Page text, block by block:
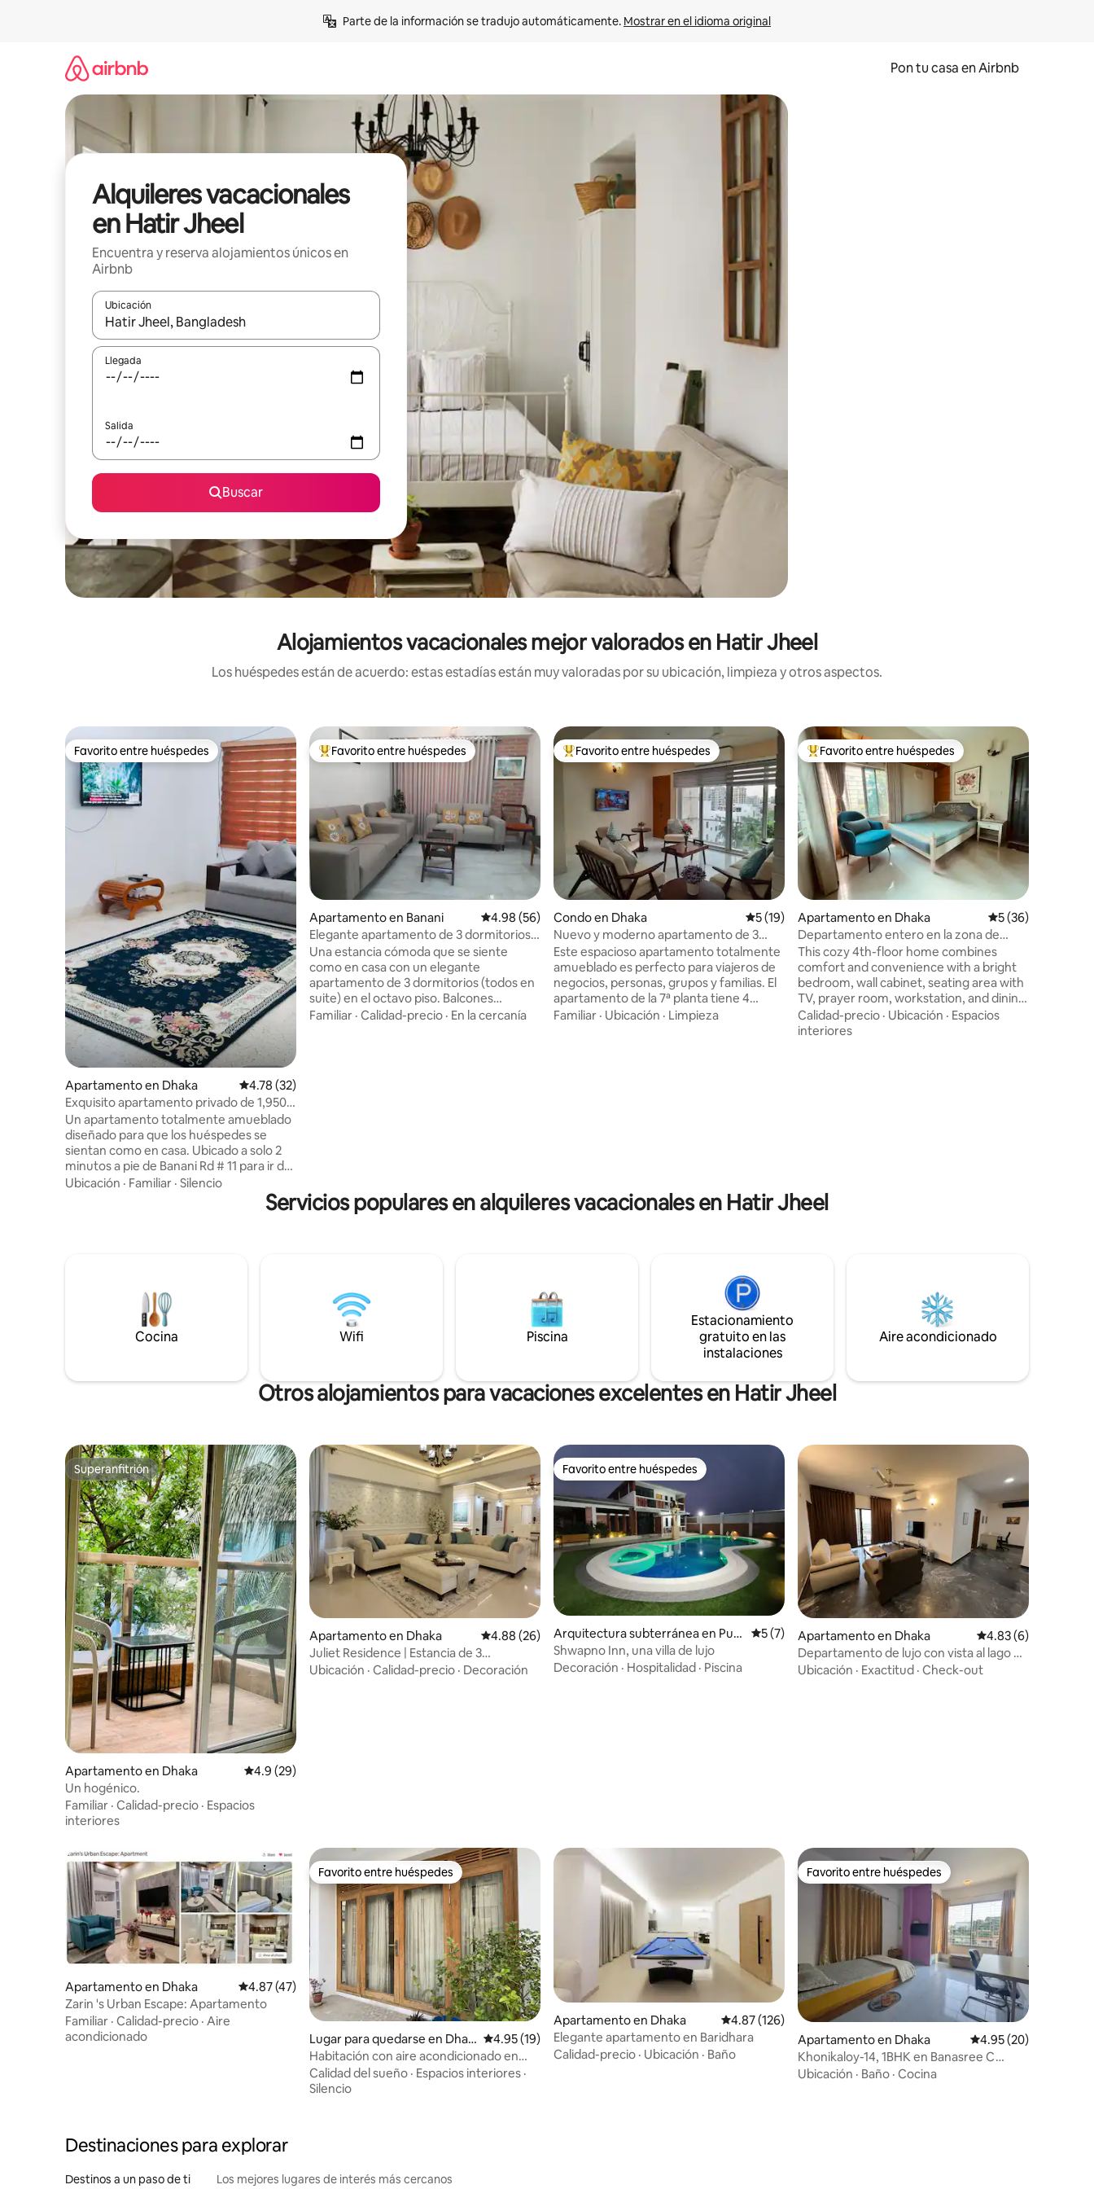
Parte de la información se tradujo automáticamente. Mostrar en el idioma original
Pon tu casa en Airbnb
Alquileres vacacionales
en Hatir Jheel
Encuentra y reserva alojamientos únicos en
Airbnb
Ubicación
Cuando los resultados estén disponibles, navega con las teclas de flecha hacia arriba y hacia abajo o explora con el tacto o desliza el dedo.
Llegada
Salida
Buscar
Alojamientos vacacionales mejor valorados en Hatir Jheel
Los huéspedes están de acuerdo: estas estadías están muy valoradas por su ubicación, limpieza y otros aspectos.
Favorito entre huéspedes
Favorito entre huéspedes
Apartamento en Dhaka Calificación promedio: 4.78 de 5, 32 reseñas
4.78 (32)
Exquisito apartamento privado de 1,950
pies cuadrados enBanani
Un apartamento totalmente amueblado
diseñado para que los huéspedes se
sientan como en casa. Ubicado a solo 2
minutos a pie de Banani Rd # 11 para ir de
compras y restaurantes. También a 5
minutos del supermercado Banani, la
mezquita, los restaurantes, la tienda de
conveniente para un huésped moverse
para las necesidades diarias. Nuestro
apartamento del cuarto piso no tiene
ASCENSOR, pero las escaleras son
sin compartir.
Ubicación · Familiar · Silencio
Favorito entre huéspedes preferido
Favorito entre huéspedes
Apartamento en Banani Calificación promedio: 4.98 de 5, 56 reseñas
4.98 (56)
Elegante apartamento de 3 dormitorios
con vistas a Banani – Excelente ubicación
Una estancia cómoda que se siente
como en casa con un elegante
apartamento de 3 dormitorios (todos en
suite) en el octavo piso. Balcones
orientados al este con vistas a Banani. Un
Daca.
Familiar · Calidad-precio · En la cercanía
Favorito entre huéspedes preferido
Favorito entre huéspedes
Condo en Dhaka Calificación promedio: 5 de 5, 19 reseñas
5 (19)
Nuevo y moderno apartamento de 3
dormitorios en el corazón de
Banani/Gulshan
Este espacioso apartamento totalmente
amueblado es perfecto para viajeros de
negocios, personas, grupos y familias. El
apartamento de la 7ª planta tiene 4
balcones, vistas despejadas, un plano
Familiar · Ubicación · Limpieza
Favorito entre huéspedes preferido
Favorito entre huéspedes
Apartamento en Dhaka Calificación
5 (36)
Departamento entero en la zona de
Gulshan-1
This cozy 4th-floor home combines
comfort and convenience with a bright
bedroom, wall cabinet, seating area with
TV, prayer room, workstation, and dining
space. The kitchen includes a fridge,
oven, and HI-TECH water filter for easy
Calidad-precio · Ubicación · Espacios
interiores
Servicios populares en alquileres vacacionales en Hatir Jheel
Cocina Wifi Piscina
Estacionamiento
gratuito en las
instalaciones
Aire acondicionado
Otros alojamientos para vacaciones excelentes en Hatir Jheel
Superanfitrión
Superanfitrión
Apartamento en Dhaka Calificación promedio: 4.9 de 5, 29 reseñas
4.9 (29)
Un hogénico.
Familiar · Calidad-precio · Espacios
interiores
Apartamento en Dhaka Calificación promedio: 4.88 de 5, 26 reseñas
4.88 (26)
Juliet Residence | Estancia de 3
dormitorios
Ubicación · Calidad-precio · Decoración
Favorito entre huéspedes
Favorito entre huéspedes
Arquitectura subterránea en Pur
bachal
Calificación promedio: 5 de 5, 7 reseñas
5 (7)
Shwapno Inn, una villa de lujo
Decoración · Hospitalidad · Piscina
Apartamento en Dhaka Calificación
4.83 (6)
Departamento de lujo con vista al lago en
Gulshan-1, 3500 pies cuadrados
Ubicación · Exactitud · Check-out
Apartamento en Dhaka Calificación promedio: 4.87 de 5, 47 reseñas
4.87 (47)
Zarin 's Urban Escape: Apartamento
Familiar · Calidad-precio · Aire
acondicionado
Favorito entre huéspedes
Favorito entre huéspedes
Lugar para quedarse en Dhak
a
Calificación promedio: 4.95 de 5, 19 reseñas
4.95 (19)
Habitación con aire acondicionado en
‘Rooftop Shantiniketon’ en Kalyanpur
Calidad del sueño · Espacios interiores ·
Silencio
Apartamento en Dhaka Calificación promedio: 4.87 de 5, 126 reseñas
4.87 (126)
Elegante apartamento en Baridhara
Calidad-precio · Ubicación · Baño
Favorito entre huéspedes
Favorito entre huéspedes
Apartamento en Dhaka Calificación
4.95 (20)
Khonikaloy-14, 1BHK en Banasree C
Block, Rampura
Ubicación · Baño · Cocina
Destinaciones para explorar
Destinos a un paso de ti Los mejores lugares de interés más cercanos